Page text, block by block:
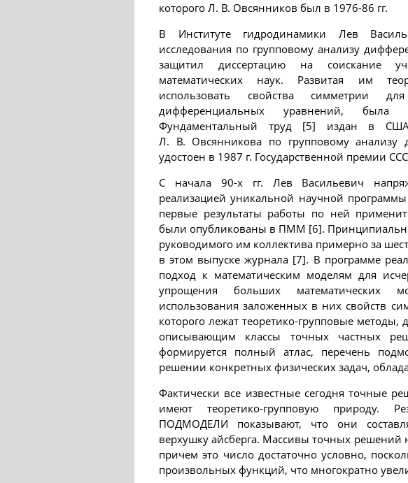
которого Л. В. Овсянников был в 1976-86 гг.
В Институте гидродинамики Лев
исследования по групповому анализу
защитил диссертацию на соискание
математических наук. Развитая им
использовать свойства симметрии
дифференциальных уравнений,
Фундаментальный труд [5] издан в
Л. В. Овсянникова по групповому анализу
удостоен в 1987 г. Государственной премии
С начала 90-х гг. Лев Васильевич
реализацией уникальной научной
первые результаты работы по ней
были опубликованы в ПММ [6].
руководимого им коллектива примерно за
в этом выпуске журнала [7]. В программе
подход к математическим моделям для
упрощения больших математических
использования заложенных в них свойств
которого лежат теоретико-групповые методы,
описывающим классы точных частных
формируется полный атлас, перечень
решении конкретных физических задач,
Фактически все известные сегодня точные
имеют теоретико-групповую природу.
ПОДМОДЕЛИ показывают, что они
верхушку айсберга. Массивы точных решений
причем это число достаточно условно,
произвольных функций, что многократно